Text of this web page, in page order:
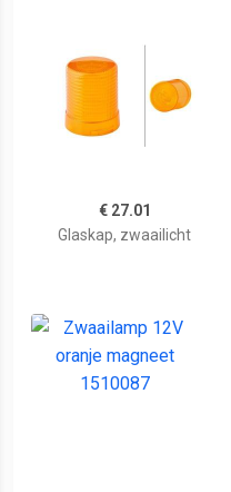
€ 27.01
Glaskap, zwaailicht